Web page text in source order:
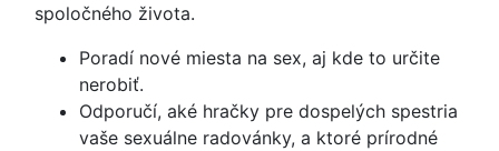
spoločného života.
Poradí nové miesta na sex, aj kde to určite
nerobiť.
Odporučí, aké hračky pre dospelých spestria
vaše sexuálne radovánky, a ktoré prírodné